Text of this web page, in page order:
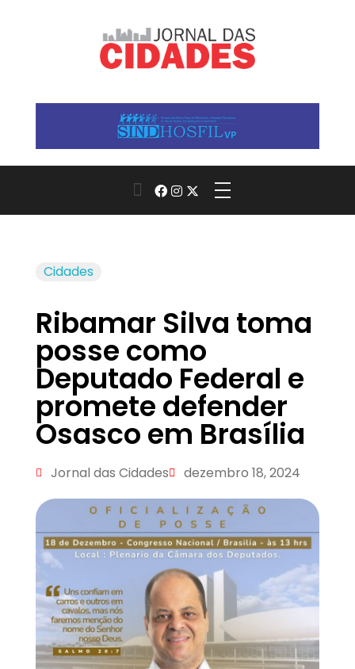
Cidades
Ribamar Silva toma
posse como
Deputado Federal e
promete defender
Osasco em Brasília
Jornal das Cidades dezembro 18, 2024